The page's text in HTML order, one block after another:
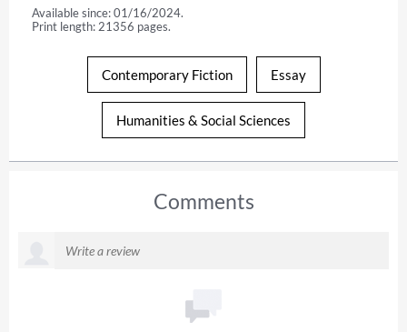
Available since: 01/16/2024.
Print length: 21356 pages.
Contemporary Fiction Essay
Humanities & Social Sciences
Comments